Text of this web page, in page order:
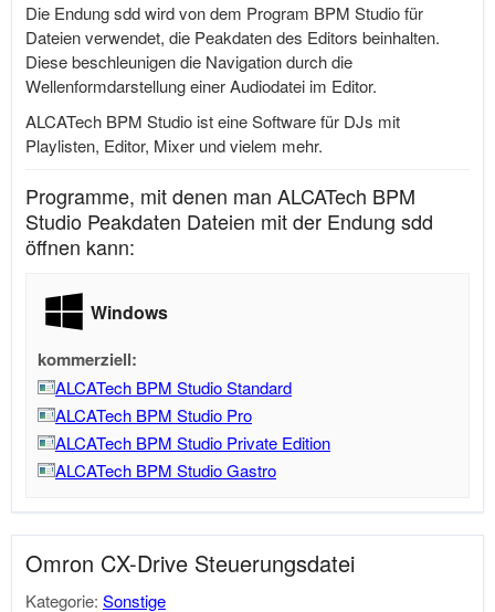
Die Endung sdd wird von dem Program BPM Studio für
Dateien verwendet, die Peakdaten des Editors beinhalten.
Diese beschleunigen die Navigation durch die
Wellenformdarstellung einer Audiodatei im Editor.
ALCATech BPM Studio ist eine Software für DJs mit
Playlisten, Editor, Mixer und vielem mehr.
Programme, mit denen man ALCATech BPM
Studio Peakdaten Dateien mit der Endung sdd
öffnen kann:
Windows
kommerziell:
ALCATech BPM Studio Standard
ALCATech BPM Studio Pro
ALCATech BPM Studio Private Edition
ALCATech BPM Studio Gastro
Omron CX-Drive Steuerungsdatei
Kategorie: Sonstige